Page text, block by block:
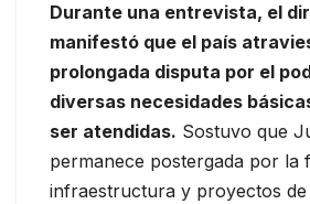
Durante una entrevista, el
manifestó que el país
prolongada disputa por el
diversas necesidades
ser atendidas. Sostuvo que
permanece postergada por la
infraestructura y proyectos